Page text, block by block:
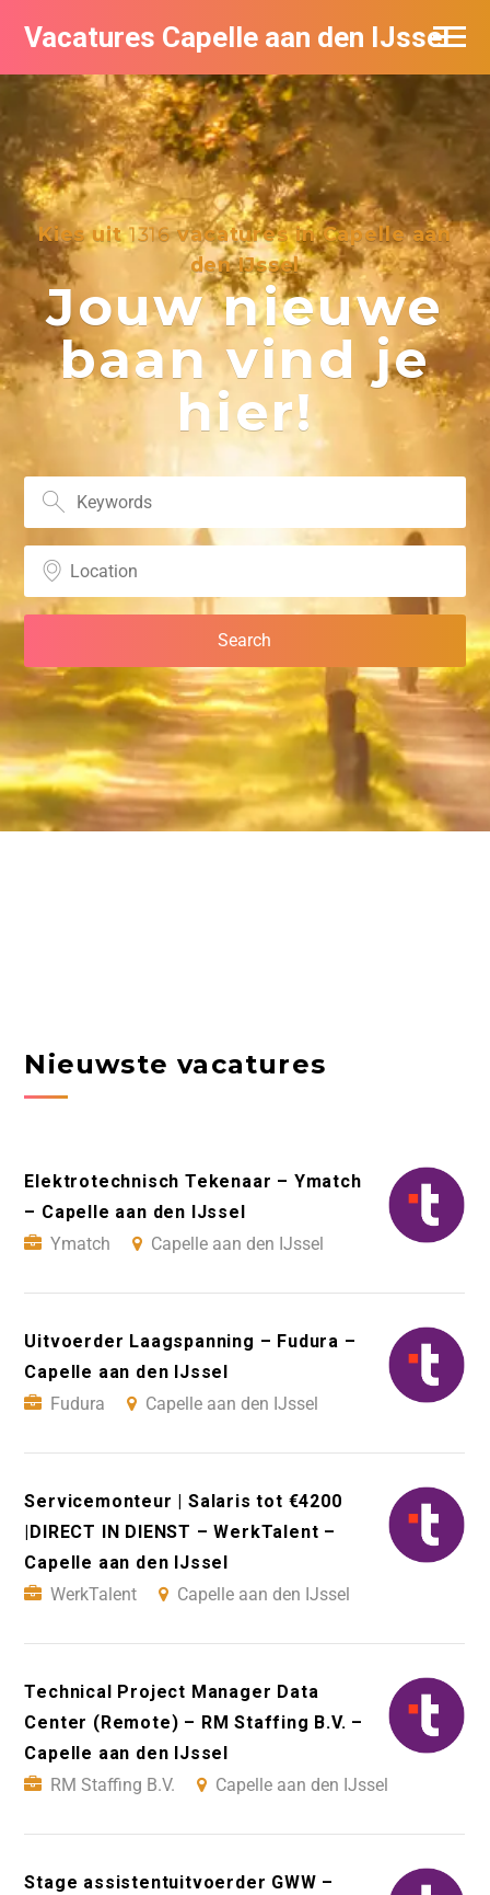
Vacatures Capelle aan den IJssel
Kies uit1316vacatures in Capelle aan
den IJssel
Jouw nieuwe
baan vind je
hier!
Nieuwste vacatures
Elektrotechnisch Tekenaar – Ymatch
– Capelle aan den IJssel
Ymatch
Capelle aan den IJssel
Uitvoerder Laagspanning – Fudura –
Capelle aan den IJssel
Fudura
Capelle aan den IJssel
Servicemonteur | Salaris tot €4200
|DIRECT IN DIENST – WerkTalent –
Capelle aan den IJssel
WerkTalent
Capelle aan den IJssel
Technical Project Manager Data
Center (Remote) – RM Staffing B.V. –
Capelle aan den IJssel
RM Staffing B.V.
Capelle aan den IJssel
Stage assistentuitvoerder GWW –